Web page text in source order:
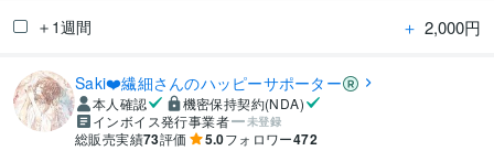
＋1週間 ＋ 2,000円
Saki❤️繊細さんのハッピーサポーター
本人確認
機密保持契約(NDA)
インボイス発行事業者
未登録
総販売実績73評価 5.0フォロワー472